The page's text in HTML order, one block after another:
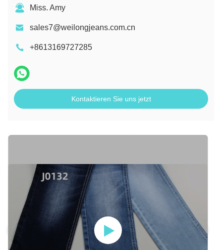
Miss. Amy
sales7@weilongjeans.com.cn
+8613169727285
Kontaktieren Sie uns jetzt